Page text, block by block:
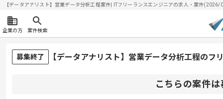
【データアナリスト】営業データ分析工程案件| ITフリーランスエンジニアの求人・案件
企業の方 案件検索
募集終了 【データアナリスト】営業データ分析工程のフ
こちらの案件